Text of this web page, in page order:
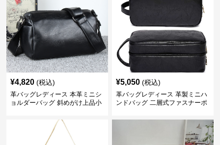
¥4,820 (税込)
革バッグレディース 本革ミニシ
ョルダーバッグ 斜めがけ上品小
¥5,050 (税込)
革バッグレディース 革製ミニハ
ンドバッグ 二層式ファスナーポ